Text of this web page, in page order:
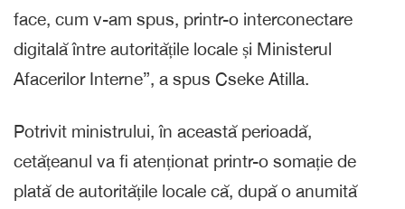
face, cum v-am spus, printr-o interconectare
digitală între autoritățile locale și Ministerul
Afacerilor Interne”, a spus Cseke Atilla.
Potrivit ministrului, în această perioadă,
cetățeanul va fi atenționat printr-o somație de
plată de autoritățile locale că, după o anumită